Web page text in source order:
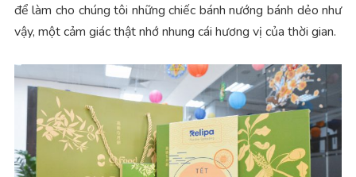
để làm cho chúng tôi những chiếc bánh nướng bánh dẻo như
vậy, một cảm giác thật nhớ nhung cái hương vị của thời gian.